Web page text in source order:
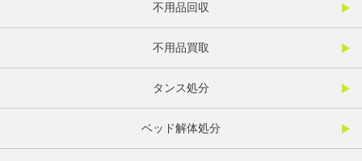
不用品回収
不用品買取
タンス処分
ベッド解体処分